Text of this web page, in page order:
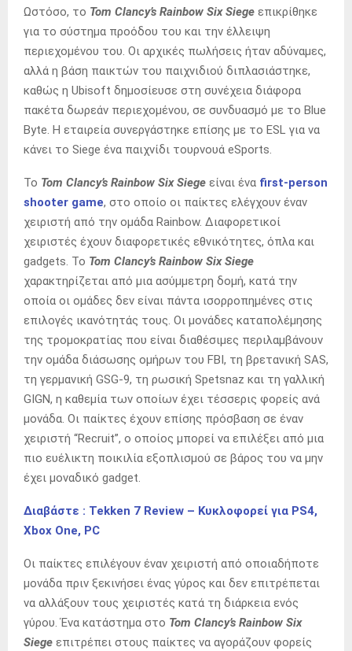
Ωστόσο, το Tom Clancy’s Rainbow Six Siege επικρίθηκε
για το σύστημα προόδου του και την έλλειψη
περιεχομένου του. Οι αρχικές πωλήσεις ήταν αδύναμες,
αλλά η βάση παικτών του παιχνιδιού διπλασιάστηκε,
καθώς η Ubisoft δημοσίευσε στη συνέχεια διάφορα
πακέτα δωρεάν περιεχομένου, σε συνδυασμό με το Blue
Byte. Η εταιρεία συνεργάστηκε επίσης με το ESL για να
κάνει το Siege ένα παιχνίδι τουρνουά eSports.
Το Tom Clancy’s Rainbow Six Siege είναι ένα first-person
shooter game, στο οποίο οι παίκτες ελέγχουν έναν
χειριστή από την ομάδα Rainbow. Διαφορετικοί
χειριστές έχουν διαφορετικές εθνικότητες, όπλα και
gadgets. Το Tom Clancy’s Rainbow Six Siege
χαρακτηρίζεται από μια ασύμμετρη δομή, κατά την
οποία οι ομάδες δεν είναι πάντα ισορροπημένες στις
επιλογές ικανότητάς τους. Οι μονάδες καταπολέμησης
της τρομοκρατίας που είναι διαθέσιμες περιλαμβάνουν
την ομάδα διάσωσης ομήρων του FBI, τη βρετανική SAS,
τη γερμανική GSG-9, τη ρωσική Spetsnaz και τη γαλλική
GIGN, η καθεμία των οποίων έχει τέσσερις φορείς ανά
μονάδα. Οι παίκτες έχουν επίσης πρόσβαση σε έναν
χειριστή “Recruit”, ο οποίος μπορεί να επιλέξει από μια
πιο ευέλικτη ποικιλία εξοπλισμού σε βάρος του να μην
έχει μοναδικό gadget.
Διαβάστε : Tekken 7 Review – Κυκλοφορεί για PS4,
Xbox One, PC
Οι παίκτες επιλέγουν έναν χειριστή από οποιαδήποτε
μονάδα πριν ξεκινήσει ένας γύρος και δεν επιτρέπεται
να αλλάξουν τους χειριστές κατά τη διάρκεια ενός
γύρου. Ένα κατάστημα στο Tom Clancy’s Rainbow Six
Siege επιτρέπει στους παίκτες να αγοράζουν φορείς